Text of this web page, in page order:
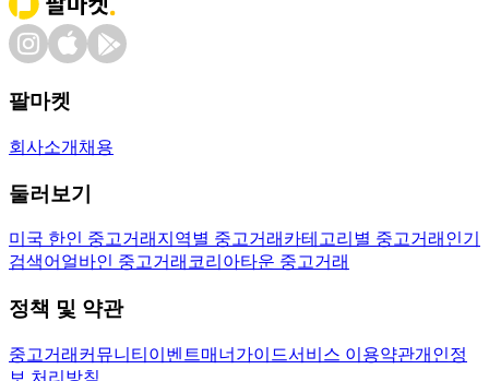
팔마켓
회사소개 채용
둘러보기
미국 한인 중고거래 지역별 중고거래 카테고리별 중고거래 인기
검색어 얼바인 중고거래 코리아타운 중고거래
정책 및 약관
중고거래 커뮤니티 이벤트매너가이드서비스 이용약관개인정
보 처리방침